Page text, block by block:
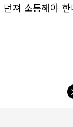
던져 소통해야